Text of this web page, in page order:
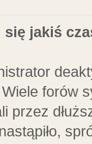
się jakiś
forów
przez